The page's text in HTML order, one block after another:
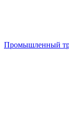
Промышленный